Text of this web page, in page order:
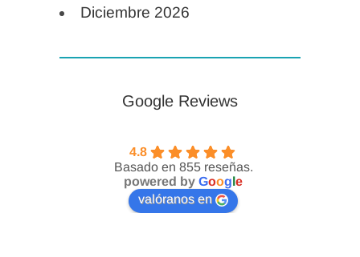
Diciembre 2026
Google Reviews
4.8
Basado en 855 reseñas.
powered by Google
valóranos en